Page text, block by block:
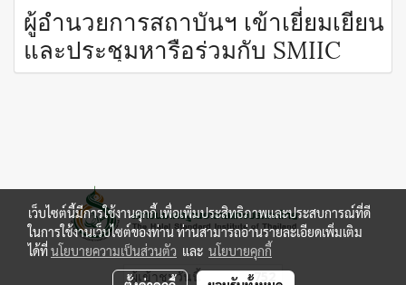
ผู้อำนวยการสถาบันฯ เข้าเยี่ยมเยียน
และประชุมหารือร่วมกับ SMIIC
ผู้เข้าชมวันนี้ 752
เว็บไซต์นี้มีการใช้งานคุกกี้ เพื่อเพิ่มประสิทธิภาพและประสบการณ์ที่ดี
ในการใช้งานเว็บไซต์ของท่าน ท่านสามารถอ่านรายละเอียดเพิ่มเติม
ได้ที่นโยบายความเป็นส่วนตัว และ นโยบายคุกกี้